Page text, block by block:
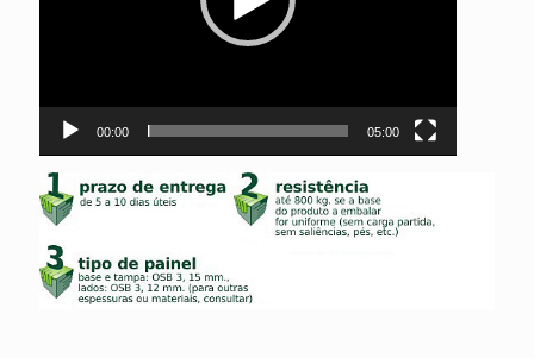
00:00 05:00